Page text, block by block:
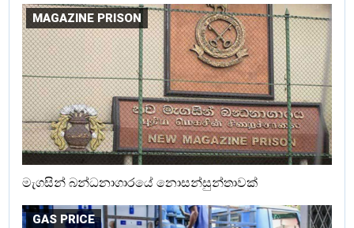
MAGAZINE PRISON
මැගසින් බන්ධනාගාරයේ නොසන්සුන්තාවක්
GAS PRICE